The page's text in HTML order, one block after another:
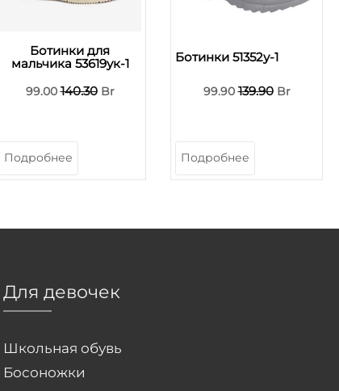
Ботинки для
мальчика 53619ук-1
99.00140.30Br
Подробнее
Ботинки 51352у-1
99.90139.90Br
Подробнее
Для девочек
Школьная обувь
Босоножки